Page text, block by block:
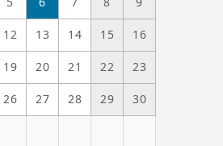
12 13 14 15 16
19 20 21 22 23
26 27 28 29 30